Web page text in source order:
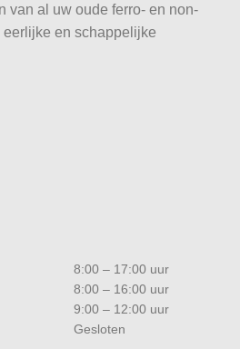
van al uw oude ferro- en non-
en schappelijke
8:00 – 17:00 uur
8:00 – 16:00 uur
9:00 – 12:00 uur
Gesloten